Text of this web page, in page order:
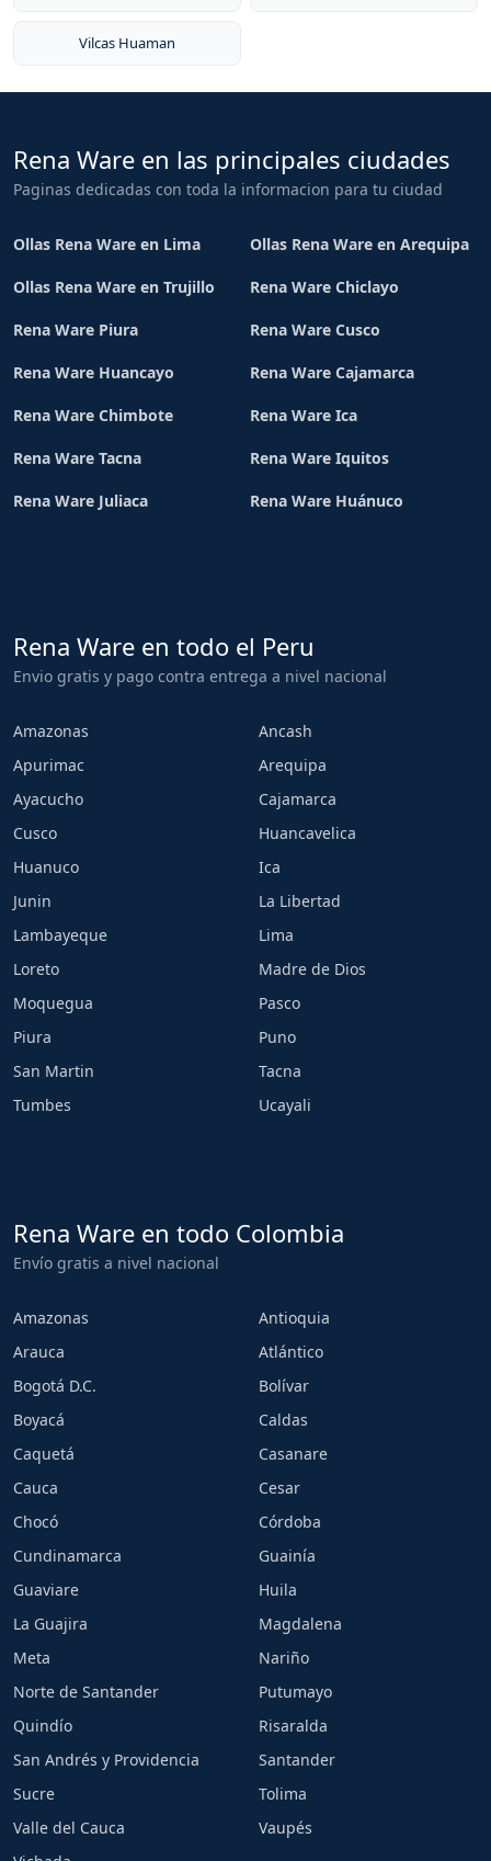
Vilcas Huaman
Rena Ware en las principales ciudades
Paginas dedicadas con toda la informacion para tu ciudad
Ollas Rena Ware en Lima Ollas Rena Ware en Arequipa
Ollas Rena Ware en Trujillo Rena Ware Chiclayo
Rena Ware Piura Rena Ware Cusco
Rena Ware Huancayo Rena Ware Cajamarca
Rena Ware Chimbote Rena Ware Ica
Rena Ware Tacna Rena Ware Iquitos
Rena Ware Juliaca Rena Ware Huánuco
Rena Ware en todo el Peru
Envio gratis y pago contra entrega a nivel nacional
Amazonas
Ancash
Apurimac
Arequipa
Ayacucho
Cajamarca
Cusco
Huancavelica
Huanuco
Ica
Junin
La Libertad
Lambayeque
Lima
Loreto
Madre de Dios
Moquegua
Pasco
Piura
Puno
San Martin
Tacna
Tumbes
Ucayali
Rena Ware en todo Colombia
Envío gratis a nivel nacional
Amazonas
Antioquia
Arauca
Atlántico
Bogotá D.C.
Bolívar
Boyacá
Caldas
Caquetá
Casanare
Cauca
Cesar
Chocó
Córdoba
Cundinamarca
Guainía
Guaviare
Huila
La Guajira
Magdalena
Meta
Nariño
Norte de Santander
Putumayo
Quindío
Risaralda
San Andrés y Providencia
Santander
Sucre
Tolima
Valle del Cauca
Vaupés